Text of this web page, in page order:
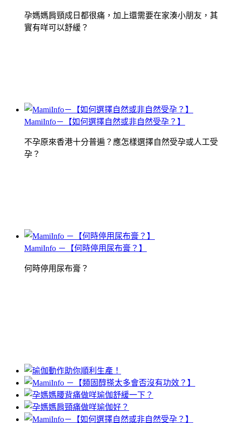
孕媽媽肩頸成日都很痛，加上還需要在家湊小朋友，其
實有咩可以舒緩？
MamiInfo－【如何選擇自然或非自然受孕？】
不孕原來香港十分普遍？應怎樣選擇自然受孕或人工受
孕？
MamiInfo －【何時停用尿布膏？】
何時停用尿布膏？